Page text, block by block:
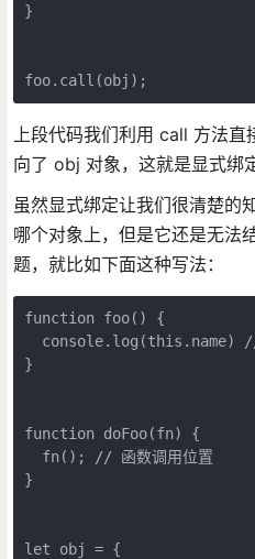
}
上段代码我们利用 call 方法
向了 obj 对象，这就是显式绑定
虽然显式绑定让我们很清楚的
哪个对象上，但是它还是无法
题，就比如下面这种写法：
function foo() {
console.log(this.name)
}
function doFoo(fn) {
  fn(); // 函数调用位置
}
let obj = {